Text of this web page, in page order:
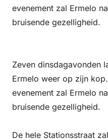
evenement zal Ermelo
bruisende gezelligheid.
Zeven dinsdagavonden
Ermelo weer op zijn
evenement zal Ermelo
bruisende gezelligheid.
De hele Stationsstraat